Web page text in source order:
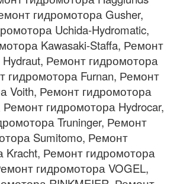
гидромотора Gusher,
Uchida-Hydromatic,
Kawasaki-Staffa, Ремонт
Ремонт гидромотора
гидромотора Furnan, Ремонт
Voith, Ремонт гидромотора
Ремонт гидромотора Hydrocar,
Truninger, Ремонт
Sumitomo, Ремонт
Kracht, Ремонт гидромотора
гидромотора VOGEL,